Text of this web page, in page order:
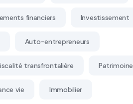
financiers Investissement
Auto-entrepreneurs
transfrontalière Patrimoine
vie Immobilier